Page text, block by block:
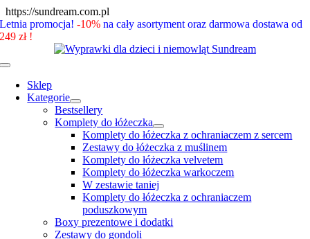
https://sundream.com.pl
to
Letnia promocja!-10% na cały asortyment oraz darmowa dostawa od
249 zł !
Toggle
Navigation
Sklep
Kategorie
Bestsellery
Komplety do łóżeczka
Komplety do łóżeczka z ochraniaczem z sercem
Zestawy do łóżeczka z muślinem
Komplety do łóżeczka velvetem
Komplety do łóżeczka warkoczem
W zestawie taniej
Komplety do łóżeczka z ochraniaczem
poduszkowym
Boxy prezentowe i dodatki
Zestawy do gondoli